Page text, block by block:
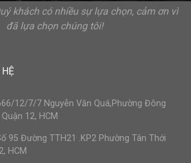
khách có nhiều sự lựa chọn, cảm ơn vì
đã lựa chọn chúng tôi!
12/7/7 Nguyễn Văn Quá,Phường Đông
12, HCM
95 Đường TTH21 .KP2 Phường Tân Thới
HCM